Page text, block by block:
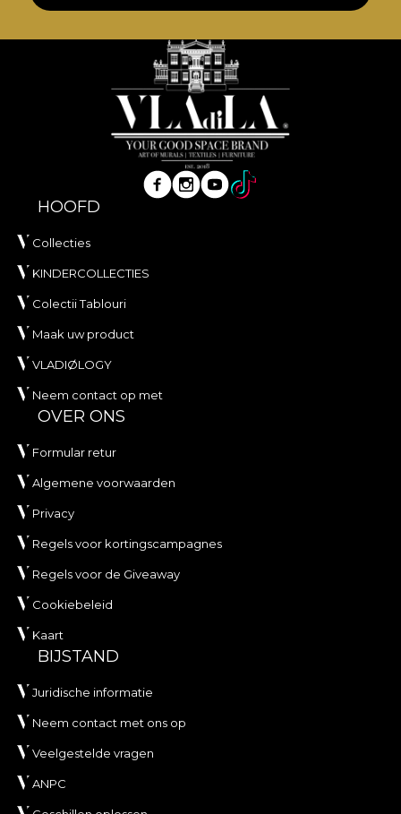
HOOFD
Collecties
KINDERCOLLECTIES
Colectii Tablouri
Maak uw product
VLADIØLOGY
Neem contact op met
OVER ONS
Formular retur
Algemene voorwaarden
Privacy
Regels voor kortingscampagnes
Regels voor de Giveaway
Cookiebeleid
Kaart
BIJSTAND
Juridische informatie
Neem contact met ons op
Veelgestelde vragen
ANPC